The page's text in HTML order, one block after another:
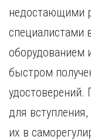
недостающими
оборудованием
быстром
для
их в